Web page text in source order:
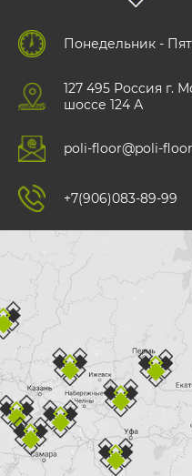
Понедельник -
127 495 Роccия г.
шоссе 124 А
poli-floor@poli-
+7(906)083-89-99